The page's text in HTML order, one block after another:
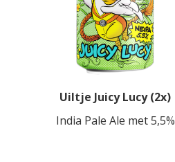
Uiltje Juicy Lucy (2x)
India Pale Ale met 5,5%